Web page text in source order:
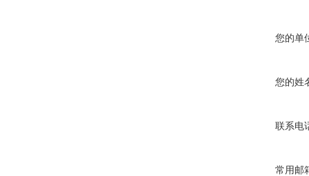
您的单
您的姓
联系电
常用邮